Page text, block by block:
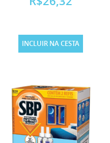
INCLUIR NA CESTA